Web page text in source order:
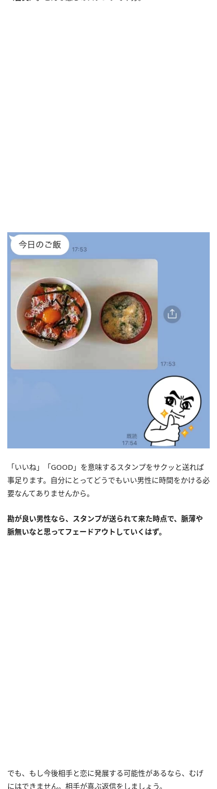
「いいね」「GOOD」を意味するスタンプをサクッと送れば
事足ります。自分にとってどうでもいい男性に時間をかける必
要なんてありませんから。
勘が良い男性なら、スタンプが送られて来た時点で、脈薄や
脈無いなと思ってフェードアウトしていくはず。
でも、もし今後相手と恋に発展する可能性があるなら、むげ
にはできません。相手が喜ぶ返信をしましょう。